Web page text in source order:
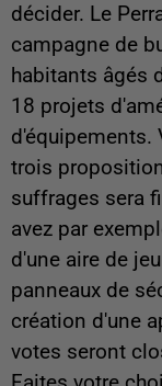
décider. Le
campagne de
habitants âgés
18 projets
d'équipements.
trois
suffrages sera
avez par
d'une aire de
panneaux de
création d'une
votes seront